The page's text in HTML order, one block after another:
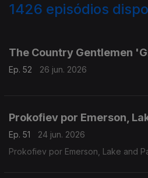
1426 episódios
The Country Gentlemen
Ep. 52 26 jun. 2026
Prokofiev por Emerson,
Ep. 51
24 jun. 2026
Prokofiev por Emerson, Lake and